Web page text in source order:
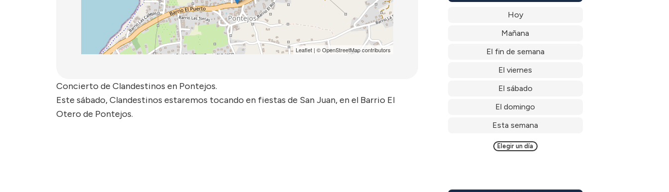
Leaflet| ©OpenStreetMapcontributors
Concierto de Clandestinos en Pontejos.
Este sábado, Clandestinos estaremos tocando en fiestas de San Juan, en el Barrio El
Otero de Pontejos.
Hoy
Mañana
El fin de semana
El viernes
El sábado
El domingo
Esta semana
Elegir un día